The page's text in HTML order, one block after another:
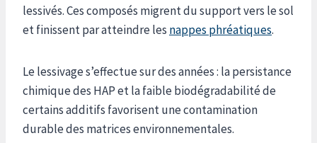
lessivés. Ces composés migrent du support vers le sol
et finissent par atteindre les nappes phréatiques.
Le lessivage s’effectue sur des années : la persistance
chimique des HAP et la faible biodégradabilité de
certains additifs favorisent une contamination
durable des matrices environnementales.